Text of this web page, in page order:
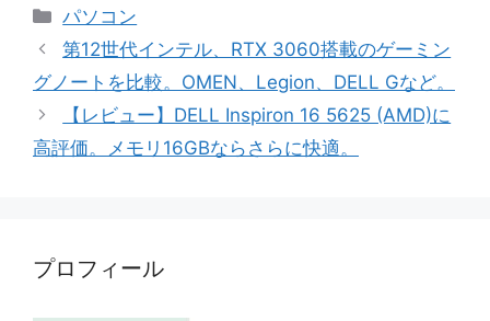
カ
テ
リ
ー
パソコン
第12世代インテル、RTX 3060搭載のゲーミン
グノートを比較。OMEN、Legion、DELL Gなど。
【レビュー】DELL Inspiron 16 5625 (AMD)に
高評価。メモリ16GBならさらに快適。
プロフィール